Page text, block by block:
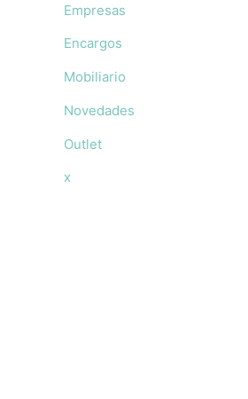
Empresas
Encargos
Mobiliario
Novedades
Outlet
x